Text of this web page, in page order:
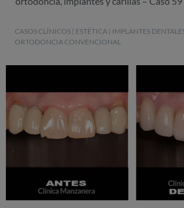
CASOS CLÍNICOS | ESTÉTICA | IMPLANTES
ORTODONCIA CONVENCIONAL